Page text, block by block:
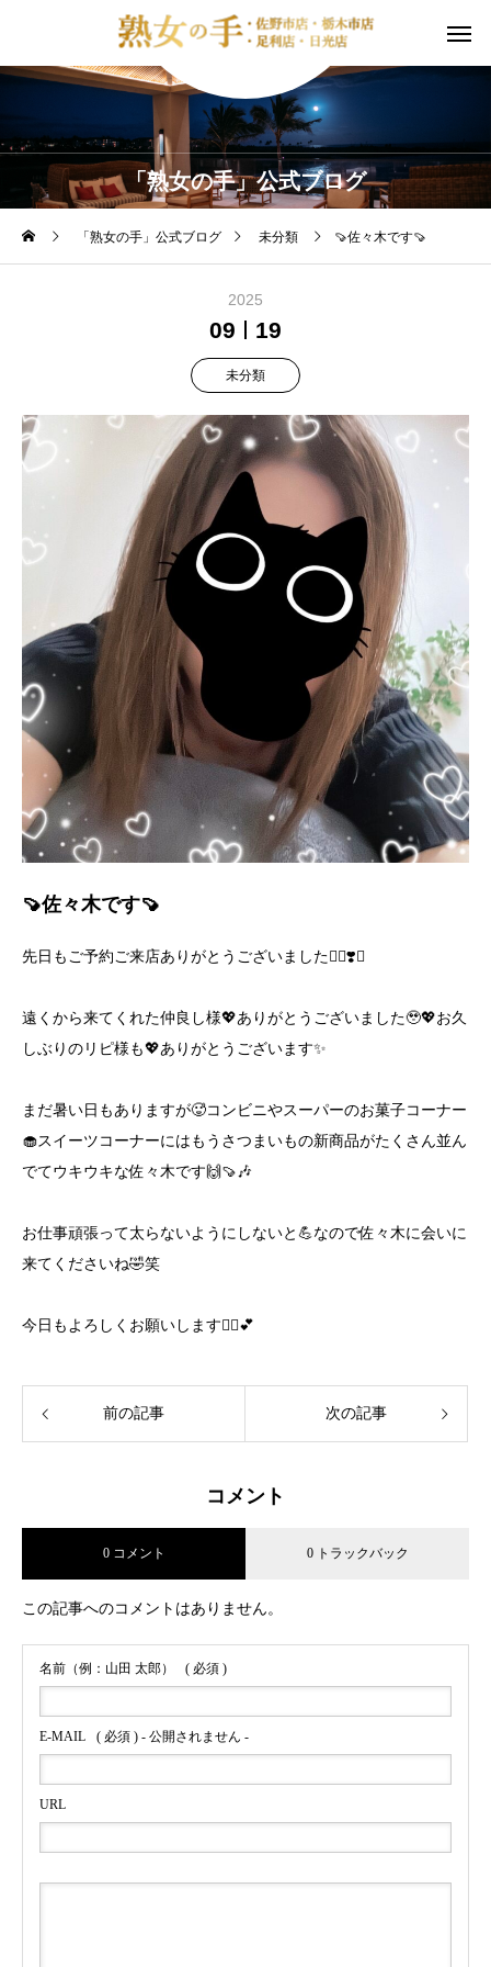
「熟女の手」公式ブログ
「熟女の手」公式ブログ 未分類 🍠佐々木です🍠
2025
09 19
未分類
🍠佐々木です🍠
先日もご予約ご来店ありがとうございました🙇‍♀️❣️✨️
遠くから来てくれた仲良し様💖ありがとうございました🥹💖お久
しぶりのリピ様も💖ありがとうございます✨️
まだ暑い日もありますが🥵コンビニやスーパーのお菓子コーナー
🧁スイーツコーナーにはもうさつまいもの新商品がたくさん並ん
でてウキウキな佐々木です🙌🍠🎶
お仕事頑張って太らないようにしないと💪なので佐々木に会いに
来てくださいね🤣笑
今日もよろしくお願いします🙇‍♀️💕
前の記事 次の記事
コメント
0 コメント 0 トラックバック
この記事へのコメントはありません。
名前（例：山田 太郎） ( 必須 )
E-MAIL ( 必須 ) - 公開されません -
URL